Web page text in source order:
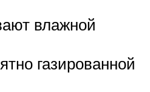
влажной
газированной